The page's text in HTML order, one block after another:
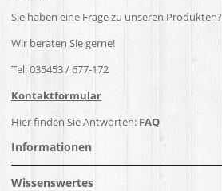
Sie haben eine Frage zu unseren Produkten?
Wir beraten Sie gerne!
Tel: 035453 / 677-172
Kontaktformular
Hier finden Sie Antworten: FAQ
Informationen
Wissenswertes